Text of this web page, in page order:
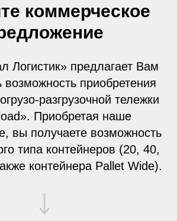
коммерческое
Логистик» предлагает Вам
возможность приобретения
разгрузочной тележки
Приобретая наше
вы получаете возможность
типа контейнеров (20, 40,
контейнера Pallet Wide).